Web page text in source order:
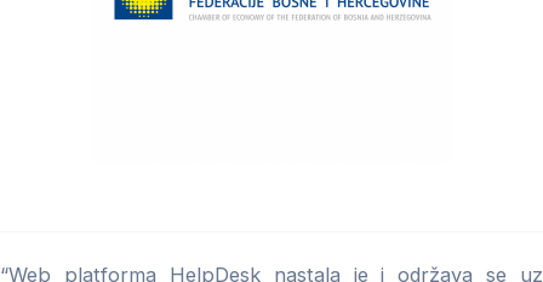
“Web platforma HelpDesk nastala je i održava se uz